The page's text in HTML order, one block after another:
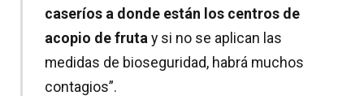
caseríos a donde están los centros de
acopio de fruta y si no se aplican las
medidas de bioseguridad, habrá muchos
contagios”.